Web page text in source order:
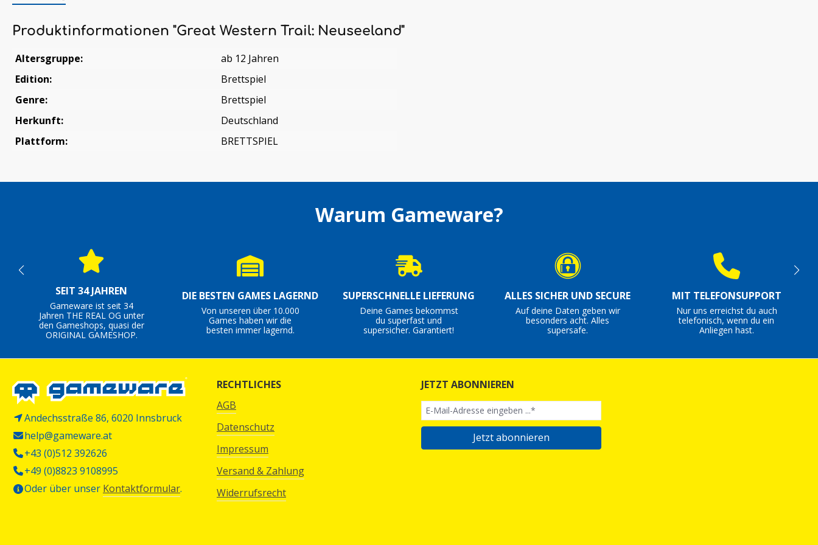
Produktinformationen "Great Western Trail: Neuseeland"
Altersgruppe:
ab 12 Jahren
Edition:
Brettspiel
Genre:
Brettspiel
Herkunft:
Deutschland
Plattform:
BRETTSPIEL
Warum Gameware?
SEIT 34 JAHREN
Gameware ist seit 34
Jahren THE REAL OG unter
den Gameshops, quasi der
ORIGINAL GAMESHOP.
DIE BESTEN GAMES LAGERND
Von unseren über 10.000
Games haben wir die
besten immer lagernd.
SUPERSCHNELLE LIEFERUNG
Deine Games bekommst
du superfast und
supersicher. Garantiert!
ALLES SICHER UND SECURE
Auf deine Daten geben wir
besonders acht. Alles
supersafe.
MIT TELEFONSUPPORT
Nur uns erreichst du auch
telefonisch, wenn du ein
Anliegen hast.
Andechsstraße 86, 6020 Innsbruck
help@gameware.at
+43 (0)512 392626
+49 (0)8823 9108995
Oder über unser Kontaktformular.
RECHTLICHES
AGB
Datenschutz
Impressum
Versand & Zahlung
Widerrufsrecht
JETZT ABONNIEREN
Jetzt abonnieren